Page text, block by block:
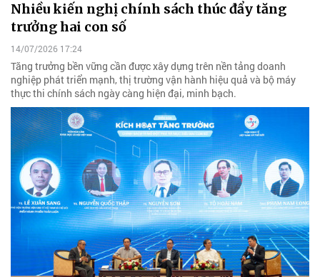
Nhiều kiến nghị chính sách thúc đẩy tăng
trưởng hai con số
14/07/2026 17:24
Tăng trưởng bền vững cần được xây dựng trên nền tảng doanh
nghiệp phát triển mạnh, thị trường vận hành hiệu quả và bộ máy
thực thi chính sách ngày càng hiện đại, minh bạch.